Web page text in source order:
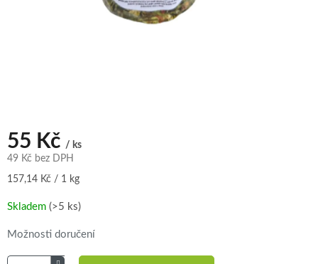
55 Kč / ks
49 Kč bez DPH
Měrná
157,14 Kč / 1 kg
Skladem (>5 ks)
Možnosti doručení